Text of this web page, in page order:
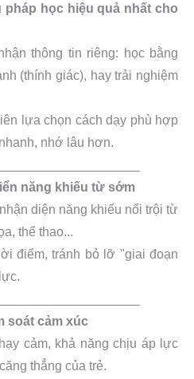
pháp học hiệu quả nhất cho
thông tin riêng: học bằng
(thính giác), hay trải nghiệm
lựa chọn cách dạy phù hợp
nhớ lâu hơn.
năng khiếu từ sớm
diện năng khiếu nổi trội từ
thể thao...
điểm, tránh bỏ lỡ "giai đoạn
soát cảm xúc
cảm, khả năng chịu áp lực
thẳng của trẻ.